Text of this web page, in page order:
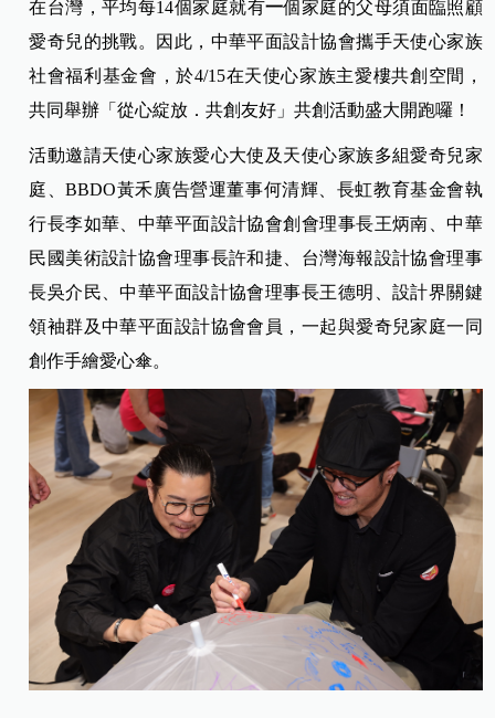
在台灣，平均每14個家庭就有一個家庭的父母須面臨照顧
愛奇兒的挑戰。因此，中華平面設計協會攜手天使心家族
社會福利基金會，於4/15在天使心家族主愛樓共創空間，
共同舉辦「從心綻放．共創友好」共創活動盛大開跑囉！
活動邀請天使心家族愛心大使及天使心家族多組愛奇兒家
庭、BBDO黃禾廣告營運董事何清輝、長虹教育基金會執
行長李如華、中華平面設計協會創會理事長王炳南、中華
民國美術設計協會理事長許和捷、台灣海報設計協會理事
長吳介民、中華平面設計協會理事長王德明、設計界關鍵
領袖群及中華平面設計協會會員，一起與愛奇兒家庭一同
創作手繪愛心傘。